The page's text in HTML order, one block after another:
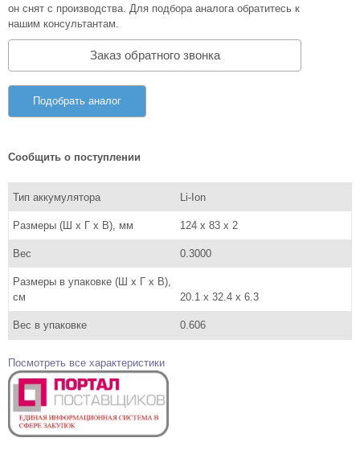
он снят с производства. Для подбора аналога обратитесь к
нашим консультантам.
Заказ обратного звонка
Подобрать аналог
Сообщить о поступлении
Тип аккумулятора Li-Ion
Размеры (Ш x Г x В), мм 124 x 83 x 2
Вес 0.3000
Размеры в упаковке (Ш x Г x В),
см
20.1 x 32.4 x 6.3
Вес в упаковке 0.606
Посмотреть все характеристики